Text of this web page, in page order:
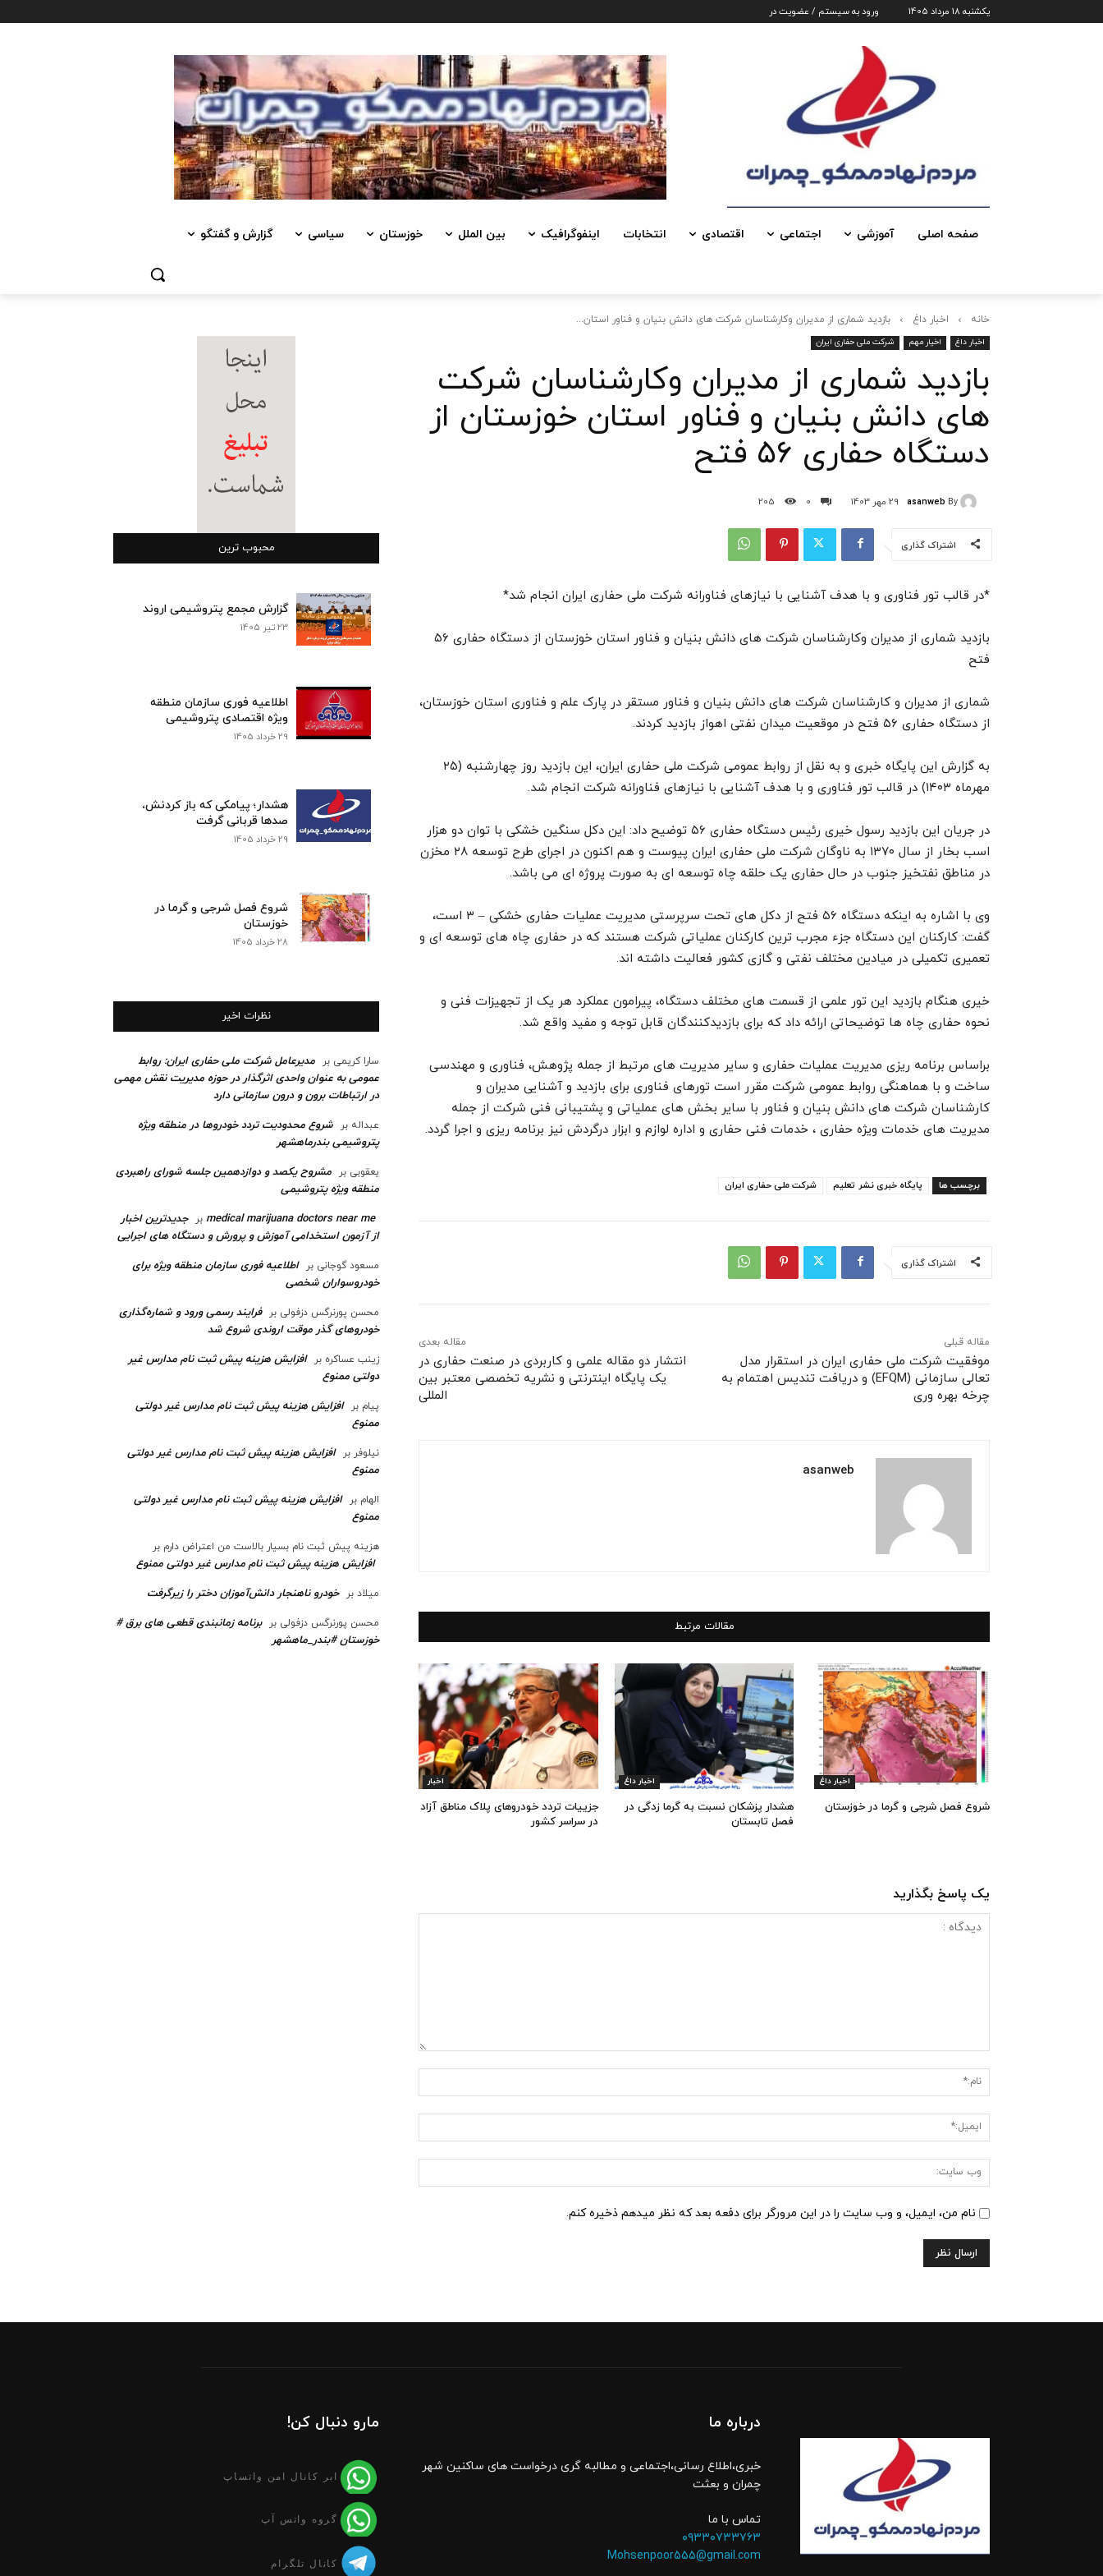
یکشنبه 18 مرداد 1405 ورود به سیستم / عضویت در
صفحه اصلی آموزشی اجتماعی اقتصادی انتخابات اینفوگرافیک بین الملل خوزستان سیاسی گزارش و گفتگو
خانه اخبار داغ بازدید شماری از مدیران وکارشناسان شرکت های دانش بنیان و فناور استان...
اخبار داغ اخیار مهم شرکت ملی حفاری ایران
بازدید شماری از مدیران وکارشناسان شرکت
های دانش بنیان و فناور استان خوزستان از
دستگاه حفاری ۵۶ فتح
By
asanweb 29 مهر 1403 0
205
اشتراک گذاری
*در قالب تور فناوری و با هدف آشنایی با نیازهای فناورانه شرکت ملی حفاری ایران انجام شد*
بازدید شماری از مدیران وکارشناسان شرکت های دانش بنیان و فناور استان خوزستان از دستگاه حفاری ۵۶
فتح
شماری از مدیران و ‌کارشناسان شرکت های دانش بنیان و فناور مستقر در پارک علم و فناوری استان خوزستان،
از دستگاه حفاری ۵۶ فتح در موقعیت میدان نفتی اهواز بازدید کردند.
به گزارش این پایگاه خبری و به نقل از روابط عمومی شرکت ملی حفاری ایران، این بازدید روز چهارشنبه (۲۵
مهرماه ۱۴۰۳) در قالب تور فناوری و با هدف آشنایی با نیازهای فناورانه شرکت انجام شد.
در جریان این بازدید رسول خیری رئیس دستگاه حفاری ۵۶ توضیح داد: این دکل سنگین خشکی با توان دو هزار
اسب بخار از سال ۱۳۷۰ به ناوگان شرکت ملی حفاری ایران پیوست و هم اکنون در اجرای طرح توسعه ۲۸ مخزن
در مناطق نفتخیز جنوب در حال حفاری یک حلقه چاه توسعه ای به صورت پروژه ای می باشد.
وی با اشاره به اینکه دستگاه ۵۶ فتح از دکل های تحت سرپرستی مدیریت عملیات حفاری خشکی – ۳ است،
گفت: کارکنان این دستگاه جزء مجرب ترین کارکنان عملیاتی شرکت هستند که در حفاری چاه های توسعه ای و
تعمیری تکمیلی در میادین مختلف نفتی و گازی کشور فعالیت داشته اند.
خیری هنگام بازدید این تور علمی از قسمت های مختلف دستگاه، پیرامون عملکرد هر یک از تجهیزات فنی و
نحوه حفاری چاه ها توضیحاتی ارائه داد که برای بازدیدکنندگان قابل توجه و مفید واقع شد.
براساس برنامه ریزی مدیریت عملیات حفاری و سایر مدیریت های مرتبط از جمله پژوهش، فناوری و مهندسی
ساخت و با هماهنگی روابط عمومی شرکت مقرر است تورهای فناوری برای بازدید و آشنایی مدیران و
کارشناسان شرکت های دانش بنیان و فناور با سایر بخش های عملیاتی و پشتیبانی فنی شرکت از جمله
مدیریت های خدمات ویژه حفاری ، خدمات فنی حفاری و اداره لوازم و ابزار درگردش نیز برنامه ریزی و اجرا گردد.
برچسب ها پایگاه خبری نشر تعلیم شرکت ملی حفاری ایران
اشتراک گذاری
مقاله قبلی
موفقیت شرکت ملی حفاری ایران در استقرار مدل
تعالی سازمانی (EFQM) و دریافت تندیس اهتمام به
چرخه بهره وری
مقاله بعدی
انتشار دو مقاله علمی و کاربردی در صنعت حفاری در
یک پایگاه اینترنتی و نشریه تخصصی معتبر بین
المللی
asanweb
مقالات مرتبط
اخبار داغ
شروع فصل شرجی و گرما در خوزستان
اخبار داغ
هشدار پزشکان نسبت به گرما زدگی در
فصل تابستان
اخبار
جزییات تردد خودروهای پلاک مناطق آزاد
در سراسر کشور
یک پاسخ بگذارید
سایت:
نام من، ایمیل، و وب سایت را در این مرورگر برای دفعه بعد که نظر میدهم ذخیره کنم.
محبوب ترین
گزارش مجمع پتروشیمی اروند
23 تیر 1405
اطلاعیه فوری سازمان منطقه
ویژه اقتصادی پتروشیمی
29 خرداد 1405
هشدار؛ پیامکی که باز کردنش،
صدها قربانی گرفت
29 خرداد 1405
شروع فصل شرجی و گرما در
خوزستان
28 خرداد 1405
نظرات اخیر
سارا کریمی بر
مدیرعامل شرکت ملی حفاری ایران: روابط
عمومی به عنوان واحدی اثرگذار در حوزه مدیریت نقش مهمی
در ارتباطات برون و درون سازمانی دارد
عبداله بر
شروع محدودیت تردد خودروها در منطقه ویژه
پتروشیمی بندرماهشهر
یعقوبی بر
مشروح یکصد و دوازدهمین جلسه شورای راهبردی
منطقه ویژه پتروشیمی‌
medical marijuana doctors near me بر
جدیدترین اخبار
از آزمون استخدامی آموزش و پرورش و دستگاه های اجرایی
مسعود گوجانی بر
اطلاعیه فوری سازمان منطقه ویژه برای
خودروسواران شخصی
محسن پورنرگس دزفولی بر
فرایند رسمی ورود و شماره‌گذاری
خودرو‌های گذر موقت اروندی شروع شد
زینب عساکره بر
افزایش هزینه پیش ثبت نام مدارس غیر
دولتی ممنوع
پیام بر
افزایش هزینه پیش ثبت نام مدارس غیر دولتی
ممنوع
نیلوفر بر
افزایش هزینه پیش ثبت نام مدارس غیر دولتی
ممنوع
الهام بر
افزایش هزینه پیش ثبت نام مدارس غیر دولتی
ممنوع
هزینه پیش ثبت نام بسیار بالاست من اعتراض دارم بر
افزایش هزینه پیش ثبت نام مدارس غیر دولتی ممنوع
میلاد بر خودرو ناهنجار دانش‌آموزان دختر را زیرگرفت
محسن پورنرگس دزفولی بر
برنامه زمانبندی قطعی های برق #
خوزستان #بندر_ماهشهر
درباره ما
خبری،اطلاع رسانی،اجتماعی و مطالبه گری درخواست های ساکنین شهر
چمران و بعثت
تماس با ما
۰۹۳۳۰۷۳۳۷۶۳
Mohsenpoor555@gmail.com
مارو دنبال کن!
ابر کانال امن واتساپ
گروه واتس آپ
کانال تلگرام